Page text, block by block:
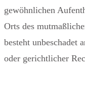
gewöhnlichen
Orts des
besteht unbeschadet
oder gerichtlicher